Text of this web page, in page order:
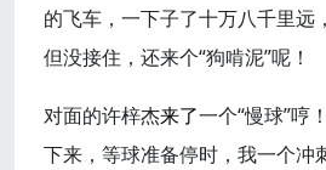
的飞车，一下子了十万八千里远
但没接住，还来个“狗啃泥”呢！
对面的许梓杰来了一个“慢球”哼
下来，等球准备停时，我一个冲